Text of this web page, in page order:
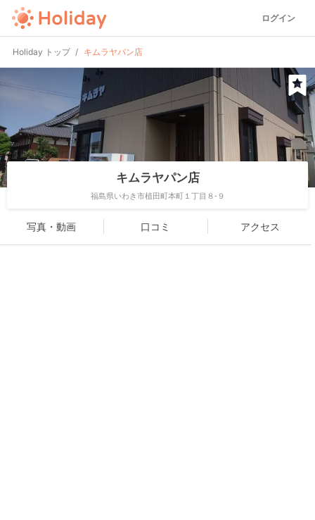
ログイン
Holiday トップ キムラヤパン店
キムラヤパン店
福島県いわき市植田町本町１丁目８-９
写真・動画 口コミ アクセス